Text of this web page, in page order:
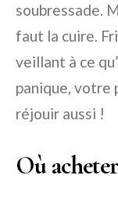
soubressade.
faut la cuire.
veillant à ce
panique, votre
réjouir aussi !
Où